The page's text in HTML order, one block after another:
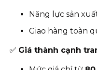
Năng lực sản
Giao hàng toàn
✅ Giá thành cạnh